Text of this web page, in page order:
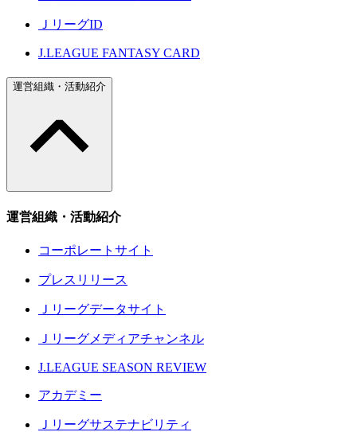
ＪリーグID
J.LEAGUE FANTASY CARD
運営組織・活動紹介
運営組織・活動紹介
コーポレートサイト
プレスリリース
Ｊリーグデータサイト
Ｊリーグメディアチャンネル
J.LEAGUE SEASON REVIEW
アカデミー
Ｊリーグサステナビリティ